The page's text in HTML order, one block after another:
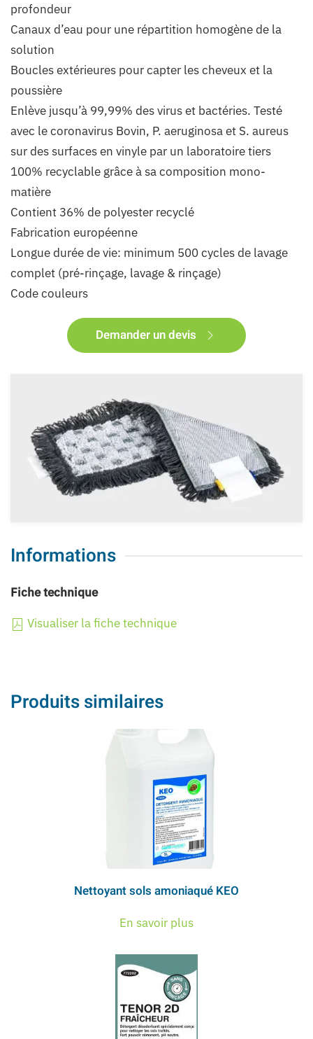
profondeur
Canaux d’eau pour une répartition homogène de la
solution
Boucles extérieures pour capter les cheveux et la
poussière
Enlève jusqu’à 99,99% des virus et bactéries. Testé
avec le coronavirus Bovin, P. aeruginosa et S. aureus
sur des surfaces en vinyle par un laboratoire tiers
100% recyclable grâce à sa composition mono-
matière
Contient 36% de polyester recyclé
Fabrication européenne
Longue durée de vie: minimum 500 cycles de lavage
complet (pré-rinçage, lavage & rinçage)
Code couleurs
Demander un devis
Informations
Fiche technique
Visualiser la fiche technique
Produits similaires
Nettoyant sols amoniaqué KEO
En savoir plus